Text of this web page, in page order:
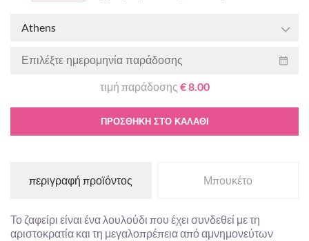
Athens
τιμή παράδοσης € 8.00
ΠΡΟΣΘΉΚΗ ΣΤΟ ΚΑΛΆΘΙ
περιγραφή προϊόντος Μπουκέτο
Το ζαφείρι είναι ένα λουλούδι που έχει συνδεθεί με τη
αριστοκρατία και τη μεγαλοπρέπεια από αμνημονεύτων